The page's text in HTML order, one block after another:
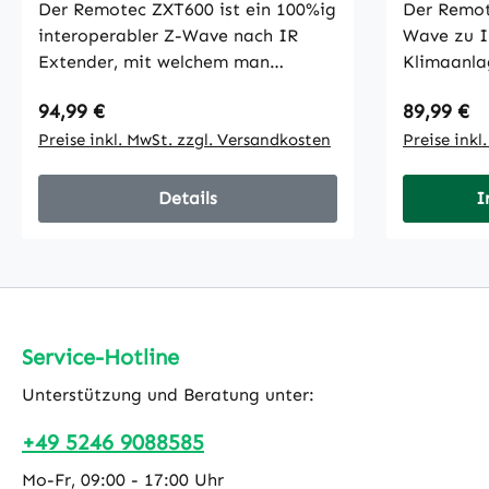
Der Remotec ZXT600 ist ein 100%ig
interoperabler Z-Wave nach IR
Extender, mit welchem man
Klimaanlagen in das Z-Wave
Netzwerk einbinden kann. Der
Steuerungscode mit großer
Frequenzspanne sowie die
integrierten 5-Wege IR Emitter
ermöglicht eine programmierbare
niedrig) für externe IR-
Sender.Eigenschaften:Z-Wave nach
Regulärer Preis:
94,99 €
Preise inkl. MwSt. zzgl. Versandkosten
Details
Der
Wave zu
eine
ein Z-
zu IR AC
für
befestigt
USB)
Regulärer
89,99 €
Preise
Service-Hotline
Unterstützung und Beratung unter:
+49 5246 9088585
Mo-Fr, 09:00 - 17:00 Uhr